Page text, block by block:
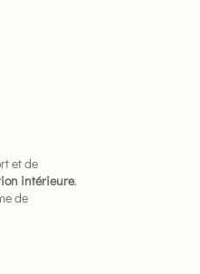
et de
intérieure.
de